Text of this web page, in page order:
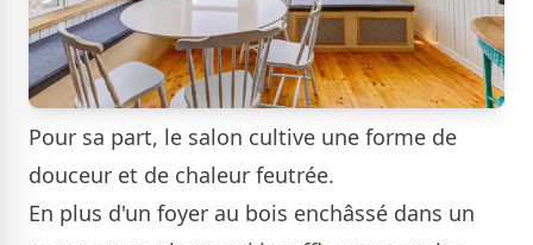
Pour sa part, le salon cultive une forme de
douceur et de chaleur feutrée.
En plus d'un foyer au bois enchâssé dans un